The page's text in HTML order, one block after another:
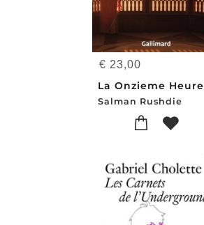
€ 23,00
La Onzieme Heure
Salman Rushdie